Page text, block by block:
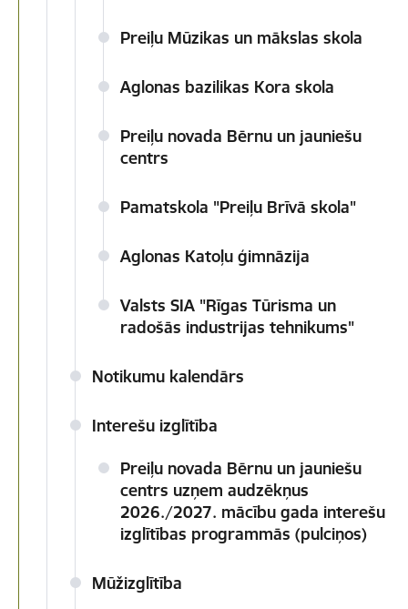
Preiļu Mūzikas un mākslas skola
Aglonas bazilikas Kora skola
Preiļu novada Bērnu un jauniešu
centrs
Pamatskola "Preiļu Brīvā skola"
Aglonas Katoļu ģimnāzija
Valsts SIA "Rīgas Tūrisma un
radošās industrijas tehnikums"
Notikumu kalendārs
Interešu izglītība
Preiļu novada Bērnu un jauniešu
centrs uzņem audzēkņus
2026./2027. mācību gada interešu
izglītības programmās (pulciņos)
Mūžizglītība